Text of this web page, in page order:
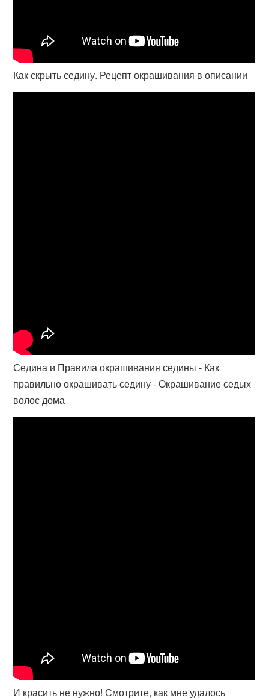
Как скрыть седину. Рецепт окрашивания в описании
Седина и Правила окрашивания седины - Как
правильно окрашивать седину - Окрашивание седых
волос дома
И красить не нужно! Смотрите, как мне удалось